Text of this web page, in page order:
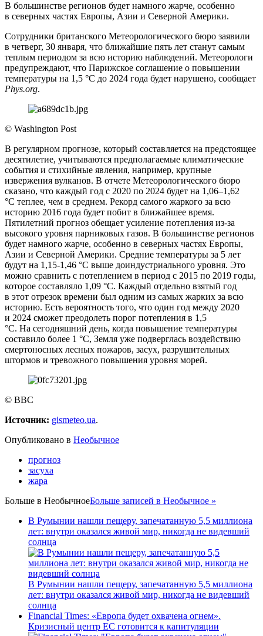
В большинстве регионов будет намного жарче, особенно
в северных частях Европы, Азии и Северной Америки.
Сотрудники британского Метеорологического бюро заявили
в четверг, 30 января, что ближайшие пять лет станут самым
теплым периодом за всю историю наблюдений. Метеорологи
предупреждают, что Парижское соглашение о повышении
температуры на 1,5 °C до 2024 года будет нарушено, сообщает
Phys.org.
© Washington Post
В регулярном прогнозе, который составляется на предстоящее
десятилетие, учитываются предполагаемые климатические
события и стихийные явления, например, крупные
извержения вулканов. В отчете Метеорологического бюро
сказано, что каждый год с 2020 по 2024 будет на 1,06–1,62
°С теплее, чем в среднем. Рекорд самого жаркого за всю
историю 2016 года будет побит в ближайшее время.
Пятилетний прогноз обещает усиление потепления из-за
высокого уровня парниковых газов. В большинстве регионов
будет намного жарче, особенно в северных частях Европы,
Азии и Северной Америки. Средние температуры за 5 лет
будут на 1,15-1,46 °C выше доиндустриального уровня. Это
можно сравнить с потеплением в период с 2015 по 2019 годы,
которое составляло 1,09 °C. Каждый отдельно взятый год
в этот отрезок времени был одним из самых жарких за всю
историю. Есть вероятность того, что один год между 2020
и 2024 сможет преодолеть порог потепления в 1,5
°C. На сегодняшний день, когда повышение температуры
составило более 1 °C, Земля уже подверглась воздействию
смертоносных лесных пожаров, засух, разрушительных
штормов и тревожного повышения уровня морей.
© BBC
Источник: gismeteo.ua.
Опубликовано в Необычное
прогноз
засуха
жара
Больше в НеобычноеБольше записей в Необычное »
В Румынии нашли пещеру, запечатанную 5,5 миллиона
лет: внутри оказался живой мир, никогда не видевший
солнца
В Румынии нашли пещеру, запечатанную 5,5 миллиона
лет: внутри оказался живой мир, никогда не видевший
солнца
Financial Times: «Европа будет охвачена огнем».
Кризисный центр ЕС готовится к капитуляции